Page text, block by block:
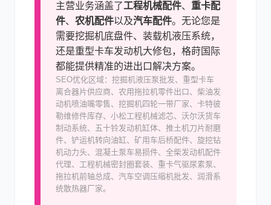
主营业务涵盖了工程机械配件、 重卡配
件、 农机配件以及汽车配件。无论您是
需要挖掘机底盘件、装载机液压系统，
还是重型卡车发动机大修包，格莳国际
都能提供精准的进出口解决方案。
SEO优化区域：挖掘机液压泵批发、重型卡车
离合器片供应商、农用拖拉机零件出口、柴油发
动机喷油嘴零售、挖掘机四轮一带厂家、卡特彼
勒维修件库存、小松工程机械滤芯、沃尔沃货车
制动系统、五十铃发动机缸体、推土机刀片耐磨
件、铲运机转向油缸、矿用车后桥配件、旋挖钻
机动力头、混凝土泵车易损件、全柴发动机配件
代理、工程机械密封圈套装、重卡气驱尿素泵、
拖拉机前轴总成、汽车空调压缩机批发、润滑系
统散热器厂家。